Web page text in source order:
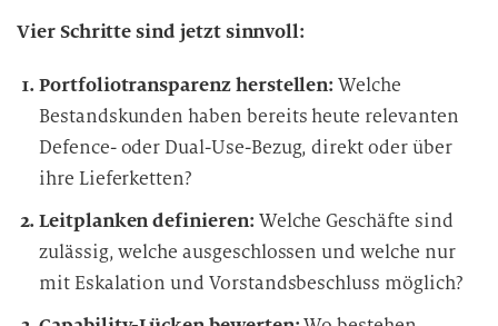
Vier Schritte sind jetzt sinnvoll:
Portfoliotransparenz herstellen: Welche
Bestandskunden haben bereits heute relevanten
Defence- oder Dual-Use-Bezug, direkt oder über
ihre Lieferketten?
Leitplanken definieren: Welche Geschäfte sind
zulässig, welche ausgeschlossen und welche nur
mit Eskalation und Vorstandsbeschluss möglich?